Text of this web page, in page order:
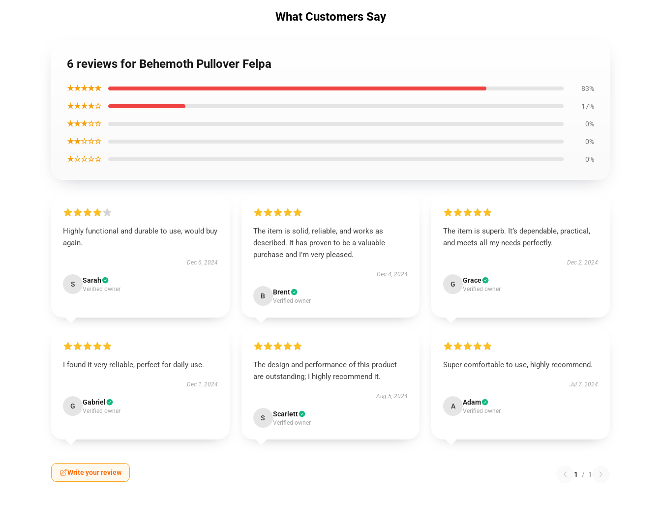
What Customers Say
6 reviews for Behemoth Pullover Felpa
★★★★★ 83%
★★★★☆ 17%
★★★☆☆ 0%
★★☆☆☆ 0%
★☆☆☆☆ 0%
Highly functional and durable to use, would buy
again.
Dec 6, 2024
S Sarah
Verified owner
The item is solid, reliable, and works as
described. It has proven to be a valuable
purchase and I’m very pleased.
Dec 4, 2024
B Brent
Verified owner
The item is superb. It’s dependable, practical,
and meets all my needs perfectly.
Dec 2, 2024
G Grace
Verified owner
I found it very reliable, perfect for daily use.
Dec 1, 2024
G Gabriel
Verified owner
The design and performance of this product
are outstanding; I highly recommend it.
Aug 5, 2024
S Scarlett
Verified owner
Super comfortable to use, highly recommend.
Jul 7, 2024
A Adam
Verified owner
Write your review 1 / 1